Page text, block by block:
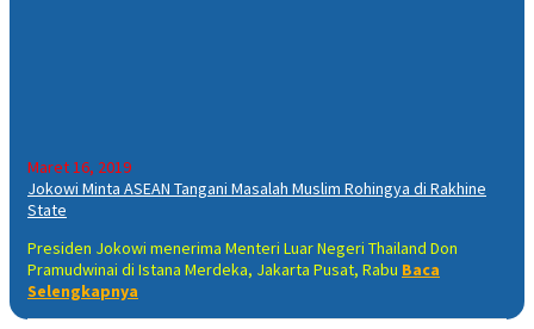
Maret 16, 2019
Jokowi Minta ASEAN Tangani Masalah Muslim Rohingya di Rakhine
State
Presiden Jokowi menerima Menteri Luar Negeri Thailand Don
Pramudwinai di Istana Merdeka, Jakarta Pusat, Rabu Baca
Selengkapnya